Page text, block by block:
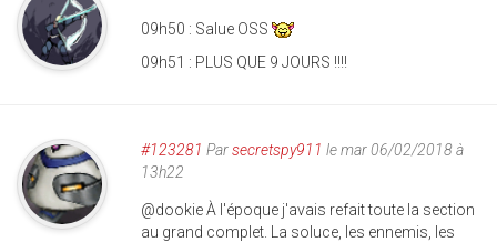
09h50 : Salue OSS
09h51 : PLUS QUE 9 JOURS !!!!
#123281 Parsecretspy911 le mar 06/02/2018 à
13h22
@dookie À l'époque j'avais refait toute la section
au grand complet. La soluce, les ennemis, les